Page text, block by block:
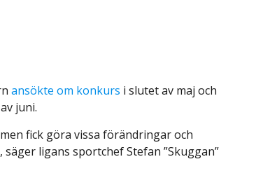
ansökte om konkurs i slutet av maj och
juni.
fick göra vissa förändringar och
ligans sportchef Stefan ”Skuggan”